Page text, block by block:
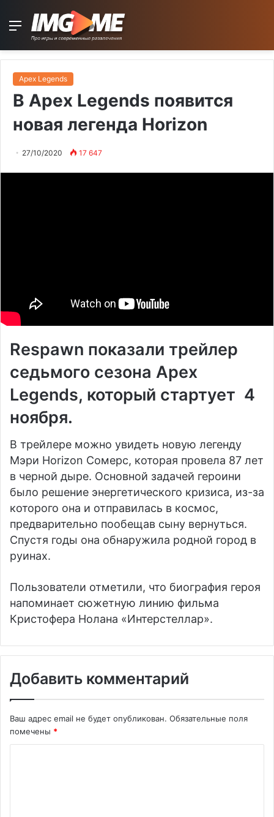
Menu
Apex Legends
В Apex Legends появится
новая легенда Horizon
27/10/2020 17 647
Respawn показали трейлер
седьмого сезона Apex
Legends, который стартует 4
ноября.
В трейлере можно увидеть новую легенду
Мэри Horizon Сомерс, которая провела 87 лет
в черной дыре. Основной задачей героини
было решение энергетического кризиса, из-за
которого она и отправилась в космос,
предварительно пообещав сыну вернуться.
Спустя годы она обнаружила родной город в
руинах.
Пользователи отметили, что биография героя
напоминает сюжетную линию фильма
Кристофера Нолана «Интерстеллар».
Добавить комментарий
Ваш адрес email не будет опубликован. Обязательные поля
помечены *